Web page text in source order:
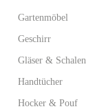
Gartenmöbel
Geschirr
Gläser & Schalen
Handtücher
Hocker & Pouf